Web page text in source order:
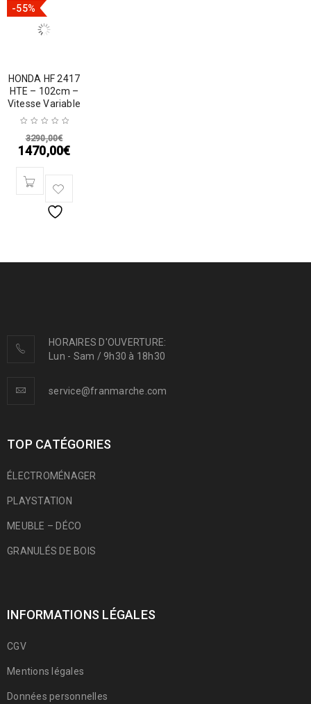
-55%
HONDA HF 2417
HTE – 102cm –
Vitesse Variable
3290,00€
1470,00€
HORAIRES D'OUVERTURE:
Lun - Sam / 9h30 à 18h30
service@franmarche.com
TOP CATÉGORIES
ÉLECTROMÉNAGER
PLAYSTATION
MEUBLE – DÉCO
GRANULÉS DE BOIS
INFORMATIONS LÉGALES
CGV
Mentions légales
Données personnelles